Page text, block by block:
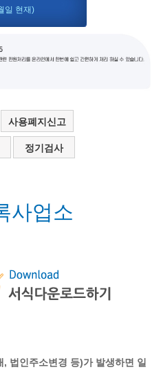
일 현재)
사용폐지신고
정기검사
사업소
법인주소변경 등)가 발생하면 일